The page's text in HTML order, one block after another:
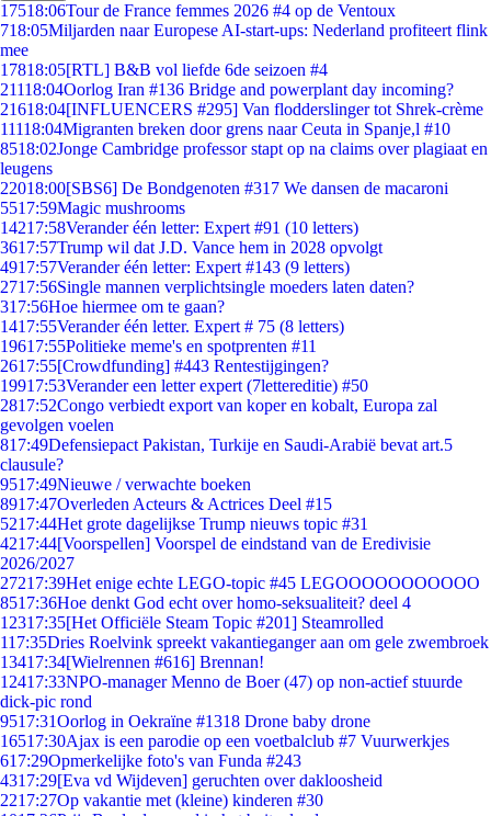
17518:06Tour de France femmes 2026 #4 op de Ventoux
718:05Miljarden naar Europese AI-start-ups: Nederland profiteert flink
mee
17818:05[RTL] B&B vol liefde 6de seizoen #4
21118:04Oorlog Iran #136 Bridge and powerplant day incoming?
21618:04[INFLUENCERS #295] Van flodderslinger tot Shrek-crème
11118:04Migranten breken door grens naar Ceuta in Spanje,l #10
8518:02Jonge Cambridge professor stapt op na claims over plagiaat en
leugens
22018:00[SBS6] De Bondgenoten #317 We dansen de macaroni
5517:59Magic mushrooms
14217:58Verander één letter: Expert #91 (10 letters)
3617:57Trump wil dat J.D. Vance hem in 2028 opvolgt
4917:57Verander één letter: Expert #143 (9 letters)
2717:56Single mannen verplichtsingle moeders laten daten?
317:56Hoe hiermee om te gaan?
1417:55Verander één letter. Expert # 75 (8 letters)
19617:55Politieke meme's en spotprenten #11
2617:55[Crowdfunding] #443 Rentestijgingen?
19917:53Verander een letter expert (7lettereditie) #50
2817:52Congo verbiedt export van koper en kobalt, Europa zal
gevolgen voelen
817:49Defensiepact Pakistan, Turkije en Saudi-Arabië bevat art.5
clausule?
9517:49Nieuwe / verwachte boeken
8917:47Overleden Acteurs & Actrices Deel #15
5217:44Het grote dagelijkse Trump nieuws topic #31
4217:44[Voorspellen] Voorspel de eindstand van de Eredivisie
2026/2027
27217:39Het enige echte LEGO-topic #45 LEGOOOOOOOOOOO
8517:36Hoe denkt God echt over homo-seksualiteit? deel 4
12317:35[Het Officiële Steam Topic #201] Steamrolled
117:35Dries Roelvink spreekt vakantieganger aan om gele zwembroek
13417:34[Wielrennen #616] Brennan!
12417:33NPO-manager Menno de Boer (47) op non-actief stuurde
dick-pic rond
9517:31Oorlog in Oekraïne #1318 Drone baby drone
16517:30Ajax is een parodie op een voetbalclub #7 Vuurwerkjes
617:29Opmerkelijke foto's van Funda #243
4317:29[Eva vd Wijdeven] geruchten over dakloosheid
2217:27Op vakantie met (kleine) kinderen #30